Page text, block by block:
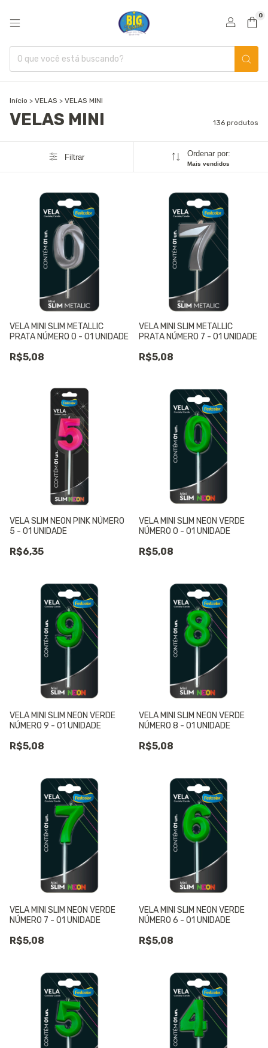
0
Início > VELAS > VELAS MINI
VELAS MINI 136 produtos
Filtrar Ordenar por:
Mais vendidos
VELA MINI SLIM METALLIC
PRATA NÚMERO 0 - 01 UNIDADE
R$5,08
VELA MINI SLIM METALLIC
PRATA NÚMERO 7 - 01 UNIDADE
R$5,08
VELA SLIM NEON PINK NÚMERO
5 - 01 UNIDADE
R$6,35
VELA MINI SLIM NEON VERDE
NÚMERO 0 - 01 UNIDADE
R$5,08
VELA MINI SLIM NEON VERDE
NÚMERO 9 - 01 UNIDADE
R$5,08
VELA MINI SLIM NEON VERDE
NÚMERO 8 - 01 UNIDADE
R$5,08
VELA MINI SLIM NEON VERDE
NÚMERO 7 - 01 UNIDADE
R$5,08
VELA MINI SLIM NEON VERDE
NÚMERO 6 - 01 UNIDADE
R$5,08